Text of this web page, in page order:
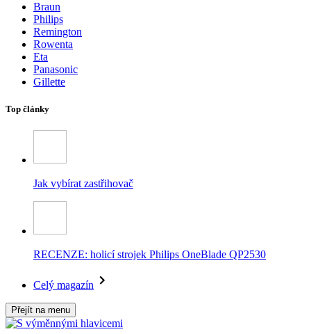
Braun
Philips
Remington
Rowenta
Eta
Panasonic
Gillette
Top články
Jak vybírat zastřihovač
RECENZE: holicí strojek Philips OneBlade QP2530
Celý magazín
Přejít na menu